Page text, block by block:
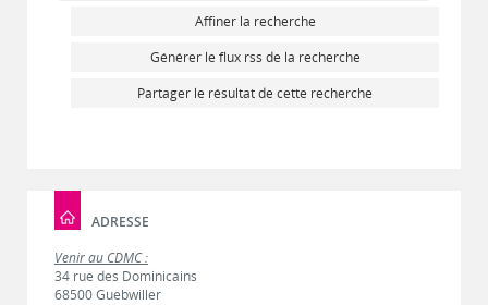
Affiner la recherche
Générer le flux rss de la recherche
Partager le résultat de cette recherche
ADRESSE
Venir au CDMC :
34 rue des Dominicains
68500 Guebwiller